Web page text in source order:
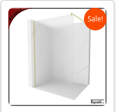
Sale!